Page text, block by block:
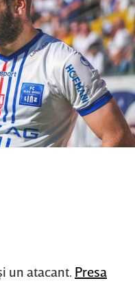
un atacant. Presa